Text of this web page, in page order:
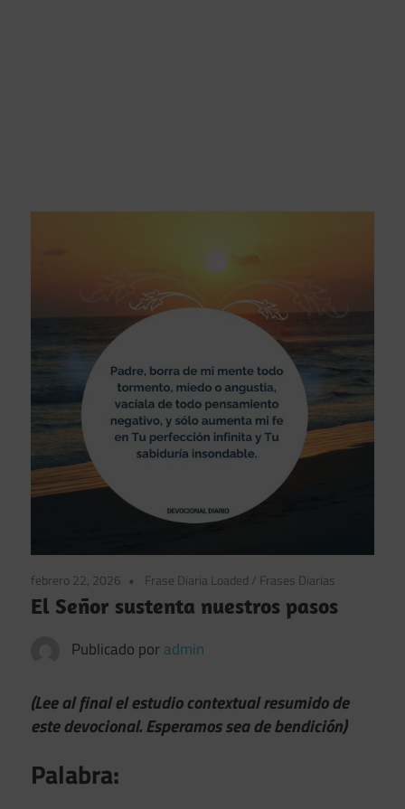
febrero 22, 2026 Frase Diaria Loaded / Frases Diarias
El Señor sustenta nuestros pasos
Publicado por admin
(Lee al final el estudio contextual resumido de
este devocional. Esperamos sea de bendición)
Palabra: